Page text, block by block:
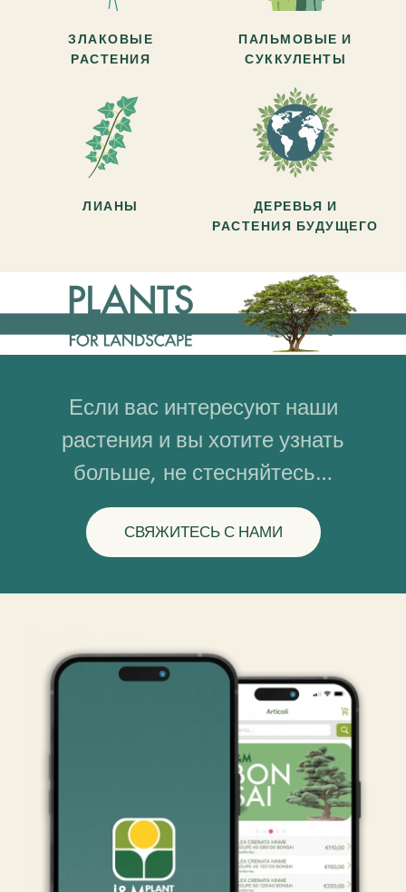
ЗЛАКОВЫЕ
РАСТЕНИЯ
ПАЛЬМОВЫЕ И
СУККУЛЕНТЫ
ЛИАНЫ
ДЕРЕВЬЯ И
РАСТЕНИЯ БУДУЩЕГО
Если вас интересуют наши
растения и вы хотите узнать
больше, не стесняйтесь…
СВЯЖИТЕСЬ С НАМИ